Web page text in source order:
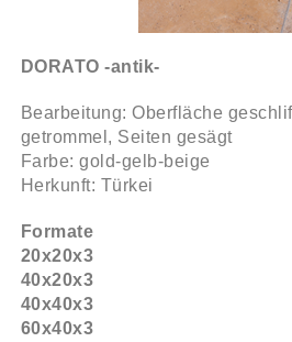
DORATO -antik-
Bearbeitung: Oberfläche
getrommel, Seiten gesägt
Farbe: gold-gelb-beige
Herkunft: Türkei
Formate
20x20x3
40x20x3
40x40x3
60x40x3